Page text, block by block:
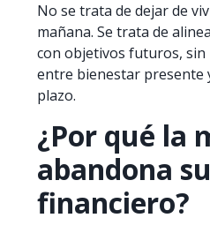
No se trata de dejar de
mañana. Se trata de
con objetivos futuros,
entre bienestar presente
plazo.
¿Por qué la
abandona
financiero?